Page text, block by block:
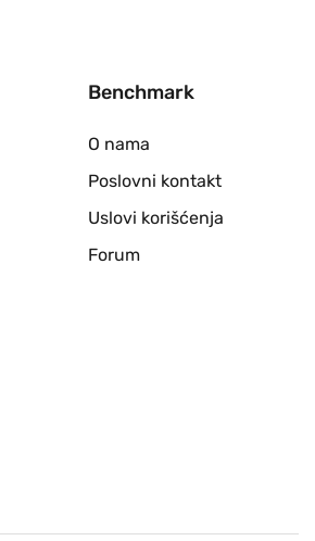
Benchmark
O nama
Poslovni kontakt
Uslovi korišćenja
Forum